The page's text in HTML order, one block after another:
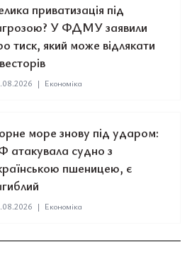
приватизація під
У ФДМУ заявили
тиск, який може відлякати
| Економіка
море знову під ударом:
атакувала судно з
пшеницею, є
| Економіка